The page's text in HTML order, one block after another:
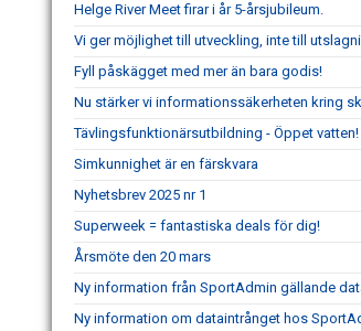
Helge River Meet firar i år 5-årsjubileum.
Vi ger möjlighet till utveckling, inte till
Fyll påskägget med mer än bara godis!
Nu stärker vi informationssäkerheten kring
Tävlingsfunktionärsutbildning - Öppet vatten!
Simkunnighet är en färskvara
Nyhetsbrev 2025 nr 1
Superweek = fantastiska deals för dig!
Årsmöte den 20 mars
Ny information från SportAdmin gällande
Ny information om dataintrånget hos